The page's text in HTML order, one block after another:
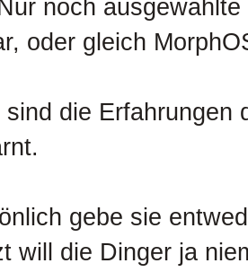
noch
oder gleich
sind die Erfahrungen
gebe sie
will die Dinger ja